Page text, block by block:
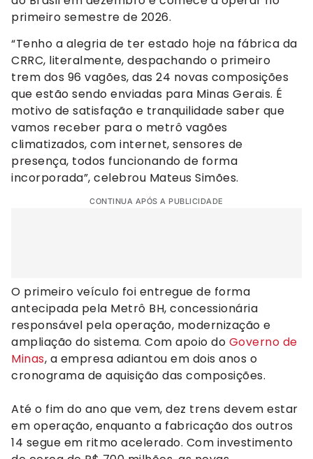
primeiro semestre de 2026.
“Tenho a alegria de ter estado hoje na fábrica da
CRRC, literalmente, despachando o primeiro
trem dos 96 vagões, das 24 novas composições
que estão sendo enviadas para Minas Gerais. É
motivo de satisfação e tranquilidade saber que
vamos receber para o metrô vagões
climatizados, com internet, sensores de
presença, todos funcionando de forma
incorporada”, celebrou Mateus Simões.
CONTINUA APÓS A PUBLICIDADE
O primeiro veículo foi entregue de forma
antecipada pela Metrô BH, concessionária
responsável pela operação, modernização e
ampliação do sistema. Com apoio do Governo de
Minas, a empresa adiantou em dois anos o
cronograma de aquisição das composições.
Até o fim do ano que vem, dez trens devem estar
em operação, enquanto a fabricação dos outros
14 segue em ritmo acelerado. Com investimento